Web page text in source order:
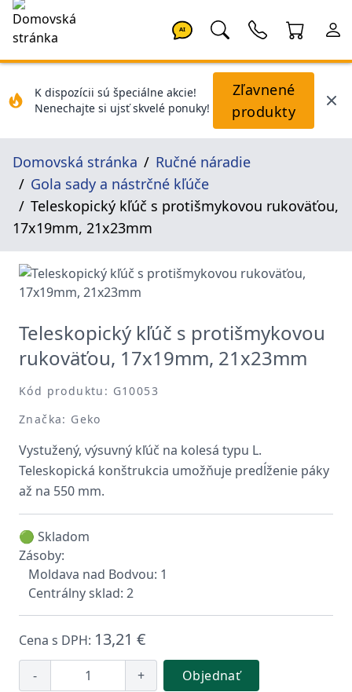
AI
K dispozícii sú špeciálne akcie!
Nenechajte si ujsť skvelé ponuky!
Zľavnené
produkty
Domovská stránka
Ručné náradie
Gola sady a nástrčné kľúče
Teleskopický kľúč s protišmykovou rukoväťou,
17x19mm, 21x23mm
Teleskopický kľúč s protišmykovou
rukoväťou, 17x19mm, 21x23mm
Kód produktu: G10053
Značka: Geko
Vystužený, výsuvný kľúč na kolesá typu L.
Teleskopická konštrukcia umožňuje predĺženie páky
až na 550 mm.
🟢 Skladom
Zásoby:
Moldava nad Bodvou: 1
Centrálny sklad: 2
Cena s DPH: 13,21 €
- + Objednať